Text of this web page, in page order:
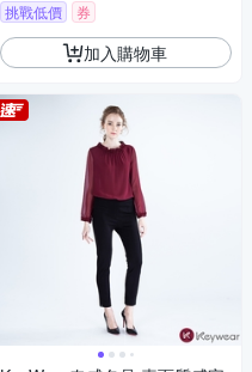
挑戰低價 券
加入購物車